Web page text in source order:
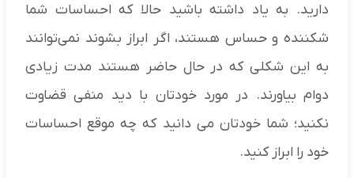
دارید. به یاد داشته باشید حالا که احساسات شما
شکننده و حساس هستند، اگر ابراز بشوند نمى‌توانند
به این شکلى که در حال حاضر هستند مدت زیادى
دوام بیاورند. در مورد خودتان با دید منفى قضاوت
نکنید؛ شما خودتان مى دانید که چه موقع احساسات
خود را ابراز کنید.